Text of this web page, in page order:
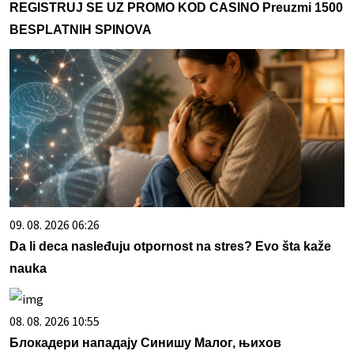
REGISTRUJ SE UZ PROMO KOD CASINO Preuzmi 1500
BESPLATNIH SPINOVA
09. 08. 2026 06:26
Da li deca nasleđuju otpornost na stres? Evo šta kaže
nauka
08. 08. 2026 10:55
Блокадери нападају Синишу Малог, њихов